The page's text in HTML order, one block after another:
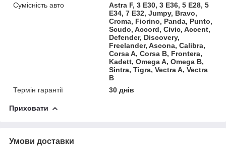
Сумісність авто
Astra F, 3 E30, 3 E36, 5 E28, 5
E34, 7 E32, Jumpy, Bravo,
Croma, Fiorino, Panda, Punto,
Scudo, Accord, Civic, Accent,
Defender, Discovery,
Freelander, Ascona, Calibra,
Corsa A, Corsa B, Frontera,
Kadett, Omega A, Omega B,
Sintra, Tigra, Vectra A, Vectra
B
Термін гарантії
30 днів
Приховати
Умови доставки